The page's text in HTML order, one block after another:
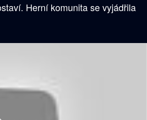
Herní komunita se vyjádřila